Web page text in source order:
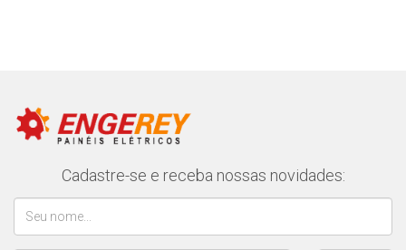
Cadastre-se e receba nossas novidades: